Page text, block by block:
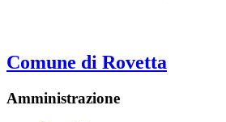
Comune di Rovetta
Amministrazione